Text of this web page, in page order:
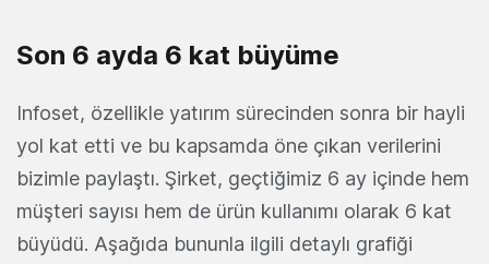
Son 6 ayda 6 kat büyüme
Infoset, özellikle yatırım sürecinden sonra bir hayli
yol kat etti ve bu kapsamda öne çıkan verilerini
bizimle paylaştı. Şirket, geçtiğimiz 6 ay içinde hem
müşteri sayısı hem de ürün kullanımı olarak 6 kat
büyüdü. Aşağıda bununla ilgili detaylı grafiği